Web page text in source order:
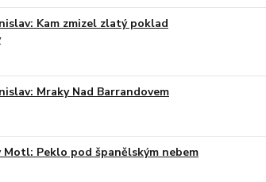
Kam zmizel zlatý poklad
Mraky Nad Barrandovem
Motl: Peklo pod španělským nebem